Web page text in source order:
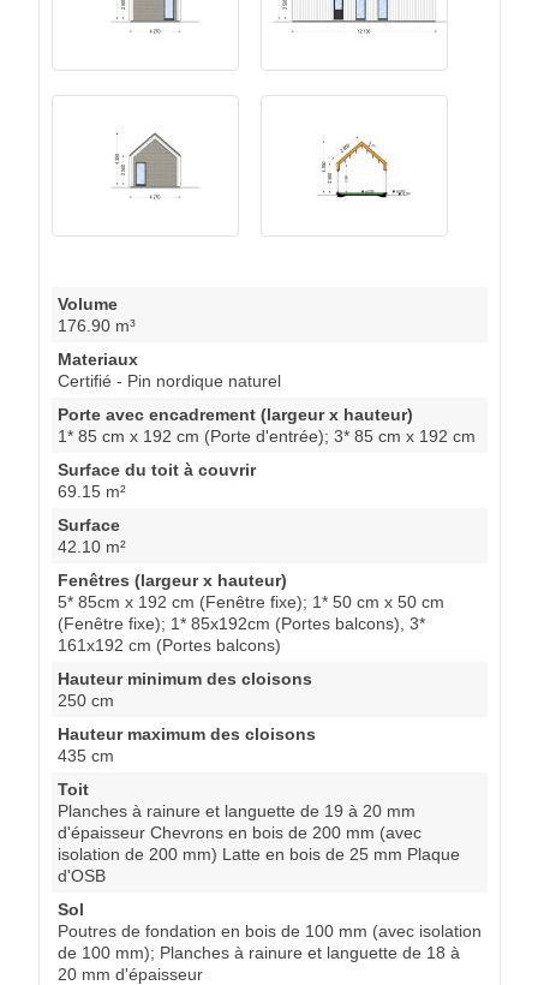
Volume
176.90 m³
Materiaux
Certifié - Pin nordique naturel
Porte avec encadrement (largeur x hauteur)
1* 85 cm x 192 cm (Porte d'entrée); 3* 85 cm x 192 cm
Surface du toit à couvrir
69.15 m²
Surface
42.10 m²
Fenêtres (largeur x hauteur)
5* 85cm x 192 cm (Fenêtre fixe); 1* 50 cm x 50 cm
(Fenêtre fixe); 1* 85x192cm (Portes balcons), 3*
161x192 cm (Portes balcons)
Hauteur minimum des cloisons
250 cm
Hauteur maximum des cloisons
435 cm
Toit
Planches à rainure et languette de 19 à 20 mm
d'épaisseur Chevrons en bois de 200 mm (avec
isolation de 200 mm) Latte en bois de 25 mm Plaque
d'OSB
Sol
Poutres de fondation en bois de 100 mm (avec isolation
de 100 mm); Planches à rainure et languette de 18 à
20 mm d'épaisseur